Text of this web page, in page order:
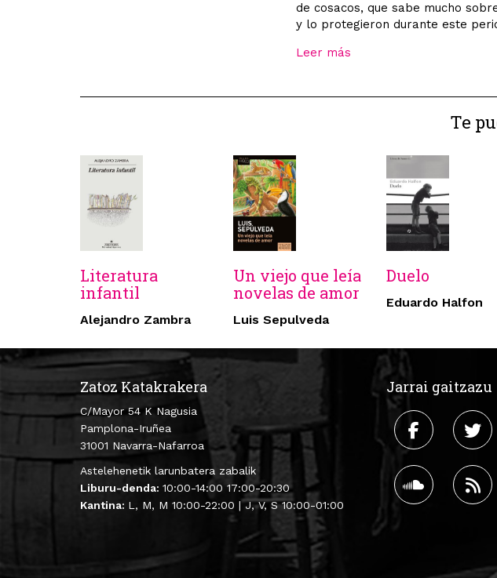
de cosacos, que sabe mucho
y lo protegieron durante este
Leer más
Te
Literatura
infantil
Alejandro Zambra
Un viejo que leía
novelas de amor
Luis Sepulveda
Duelo
Eduardo Halfon
Zatoz Katakrakera
C/Mayor 54 K Nagusia
Pamplona-Iruñea
31001 Navarra-Nafarroa
Astelehenetik larunbatera zabalik
Liburu-denda: 10:00-14:00 17:00-20:30
Kantina: L, M, M 10:00-22:00 | J, V, S 10:00-01:00
Jarrai gaitzazu